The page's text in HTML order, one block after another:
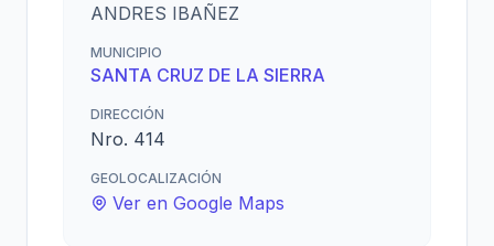
ANDRES IBAÑEZ
MUNICIPIO
SANTA CRUZ DE LA SIERRA
DIRECCIÓN
Nro. 414
GEOLOCALIZACIÓN
Ver en Google Maps